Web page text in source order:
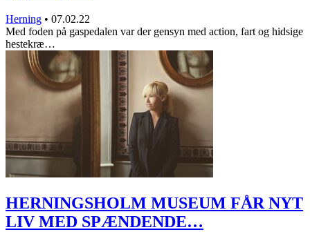
Herning • 07.02.22
Med foden på gaspedalen var der gensyn med action, fart og hidsige
hestekræ…
HERNINGSHOLM MUSEUM FÅR NYT
LIV MED SPÆNDENDE…